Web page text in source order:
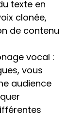
texte en
clonée,
de contenu
vocal :
vous
audience